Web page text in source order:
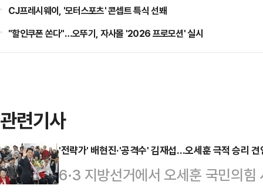
CJ프레시웨이, '모터스포츠' 콘셉트 특식 선봬
"할인쿠폰 쏜다"…오뚜기, 자사몰 '2026 프로모션' 실시
관련기사
'전략가' 배현진·'공격수' 김재섭…오세훈 극적 승리
6·3 지방선거에서 오세훈 국민의